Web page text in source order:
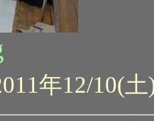
年12/10(土